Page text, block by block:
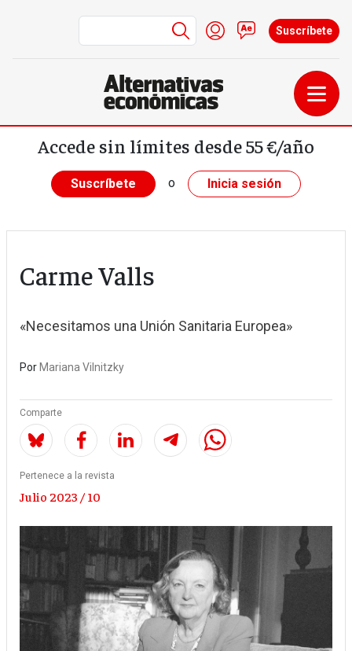
Pasar al contenido principal
Menú de cuenta de
Iniciar sesión
Contacto
Suscríbete
Accede sin límites desde 55 €/año
Suscríbete o Inicia sesión
Carme Valls
«Necesitamos una Unión Sanitaria Europea»
Por Mariana Vilnitzky
Comparte
Pertenece a la revista
Julio 2023 / 10